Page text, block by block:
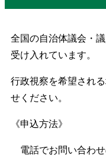
全国の自治体議会・
受け入れています。
行政視察を希望され
せください。
《申込方法》
電話でお問い合わせ